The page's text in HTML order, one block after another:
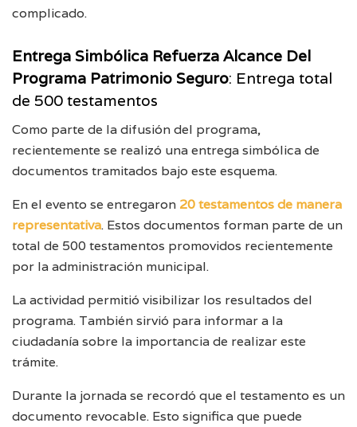
complicado.
Entrega Simbólica Refuerza Alcance Del
Programa Patrimonio Seguro: Entrega total
de 500 testamentos
Como parte de la difusión del programa,
recientemente se realizó una entrega simbólica de
documentos tramitados bajo este esquema.
En el evento se entregaron 20 testamentos de manera
representativa. Estos documentos forman parte de un
total de 500 testamentos promovidos recientemente
por la administración municipal.
La actividad permitió visibilizar los resultados del
programa. También sirvió para informar a la
ciudadanía sobre la importancia de realizar este
trámite.
Durante la jornada se recordó que el testamento es un
documento revocable. Esto significa que puede